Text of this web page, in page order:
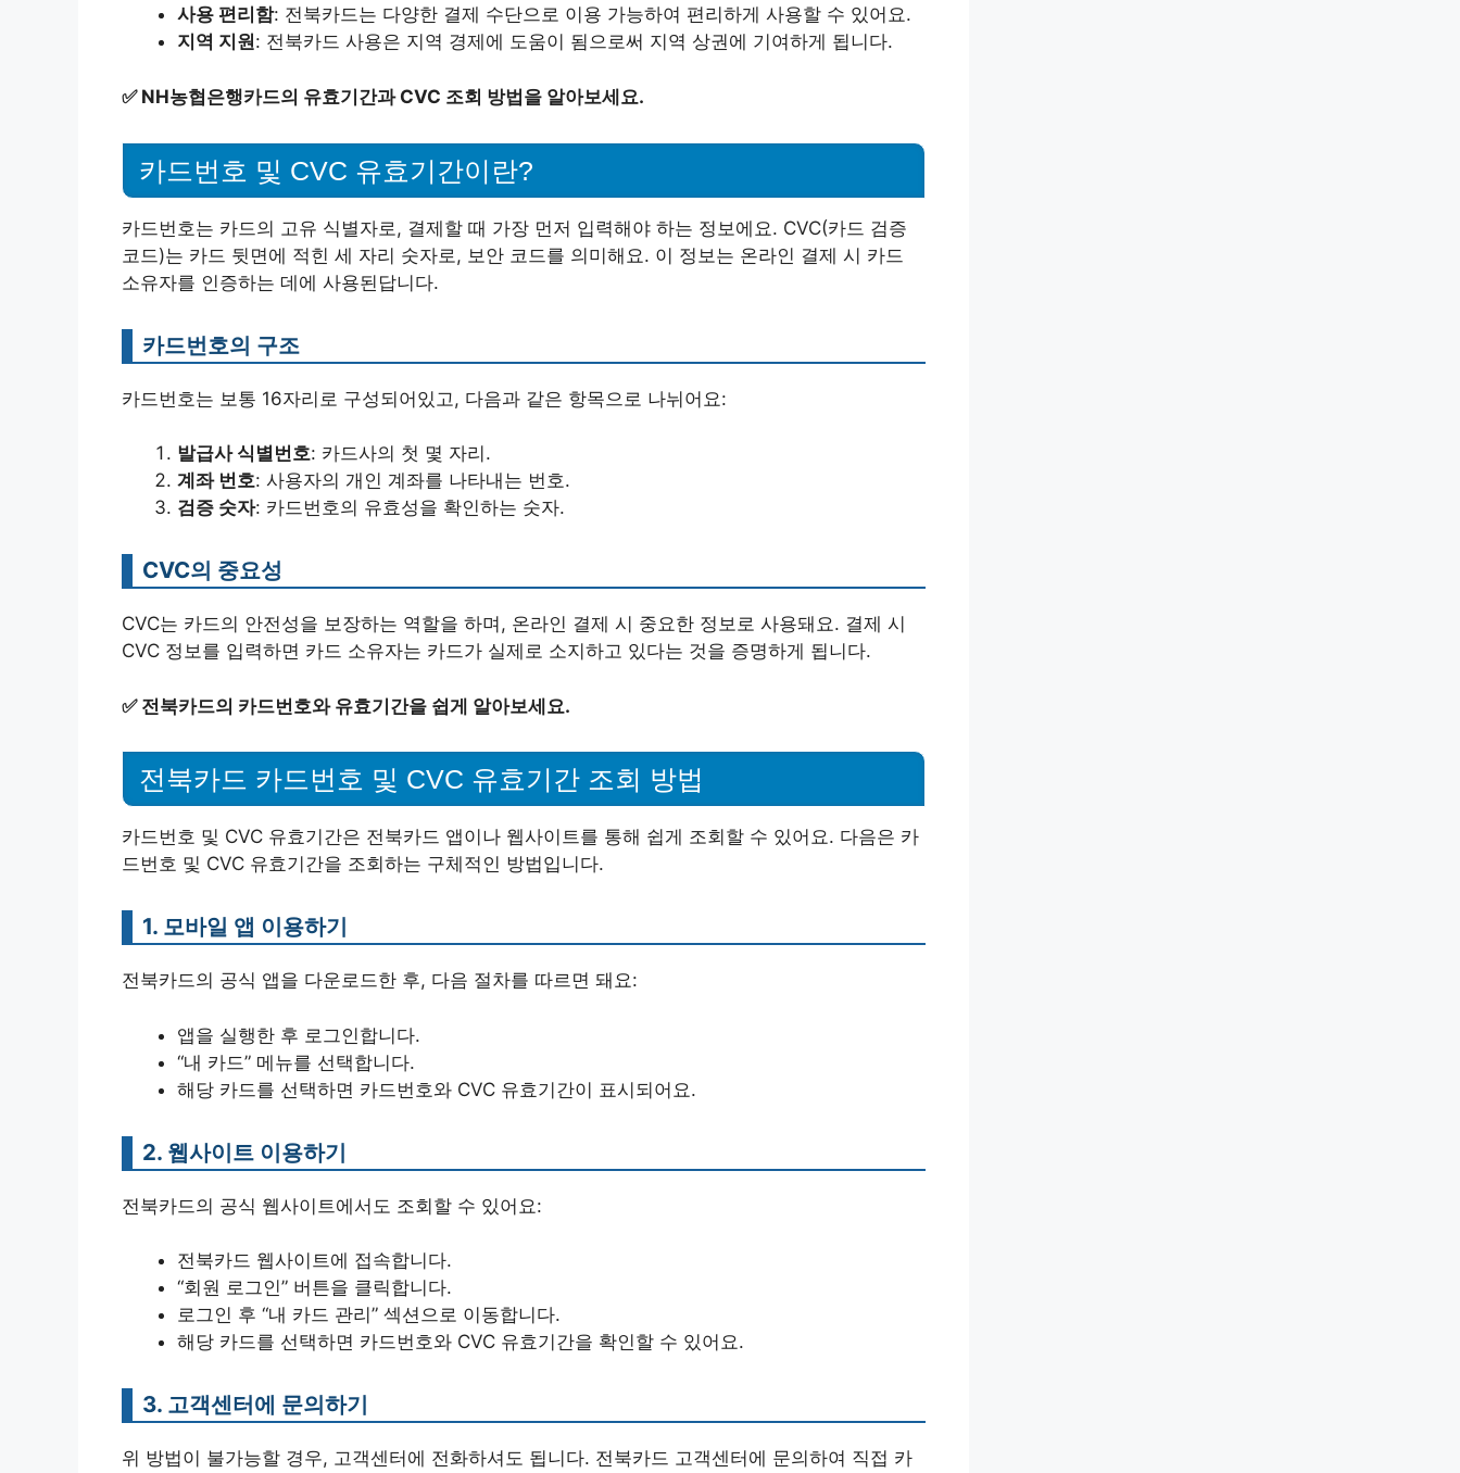
사용 편리함: 전북카드는 다양한 결제 수단으로 이용 가능하여 편리하게 사용할 수 있어요.
지역 지원: 전북카드 사용은 지역 경제에 도움이 됨으로써 지역 상권에 기여하게 됩니다.
✅ NH농협은행카드의 유효기간과 CVC 조회 방법을 알아보세요.
카드번호 및 CVC 유효기간이란?
카드번호는 카드의 고유 식별자로, 결제할 때 가장 먼저 입력해야 하는 정보에요. CVC(카드 검증
코드)는 카드 뒷면에 적힌 세 자리 숫자로, 보안 코드를 의미해요. 이 정보는 온라인 결제 시 카드
소유자를 인증하는 데에 사용된답니다.
카드번호의 구조
카드번호는 보통 16자리로 구성되어있고, 다음과 같은 항목으로 나뉘어요:
발급사 식별번호: 카드사의 첫 몇 자리.
계좌 번호: 사용자의 개인 계좌를 나타내는 번호.
검증 숫자: 카드번호의 유효성을 확인하는 숫자.
CVC의 중요성
CVC는 카드의 안전성을 보장하는 역할을 하며, 온라인 결제 시 중요한 정보로 사용돼요. 결제 시
CVC 정보를 입력하면 카드 소유자는 카드가 실제로 소지하고 있다는 것을 증명하게 됩니다.
✅ 전북카드의 카드번호와 유효기간을 쉽게 알아보세요.
전북카드 카드번호 및 CVC 유효기간 조회 방법
카드번호 및 CVC 유효기간은 전북카드 앱이나 웹사이트를 통해 쉽게 조회할 수 있어요. 다음은 카
드번호 및 CVC 유효기간을 조회하는 구체적인 방법입니다.
1. 모바일 앱 이용하기
전북카드의 공식 앱을 다운로드한 후, 다음 절차를 따르면 돼요:
앱을 실행한 후 로그인합니다.
“내 카드” 메뉴를 선택합니다.
해당 카드를 선택하면 카드번호와 CVC 유효기간이 표시되어요.
2. 웹사이트 이용하기
전북카드의 공식 웹사이트에서도 조회할 수 있어요:
전북카드 웹사이트에 접속합니다.
“회원 로그인” 버튼을 클릭합니다.
로그인 후 “내 카드 관리” 섹션으로 이동합니다.
해당 카드를 선택하면 카드번호와 CVC 유효기간을 확인할 수 있어요.
3. 고객센터에 문의하기
위 방법이 불가능할 경우, 고객센터에 전화하셔도 됩니다. 전북카드 고객센터에 문의하여 직접 카